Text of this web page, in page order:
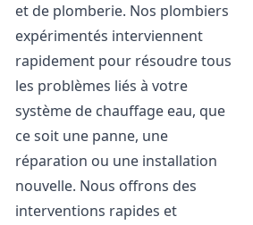
et de plomberie. Nos plombiers
expérimentés interviennent
rapidement pour résoudre tous
les problèmes liés à votre
système de chauffage eau, que
ce soit une panne, une
réparation ou une installation
nouvelle. Nous offrons des
interventions rapides et